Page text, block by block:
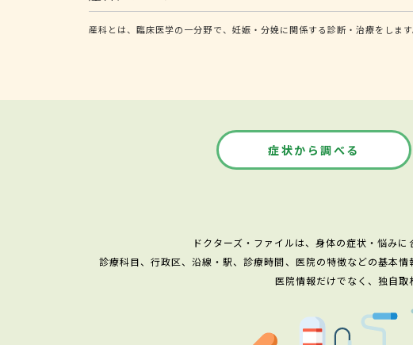
産科とは、臨床医学の一分野で、妊娠・分娩に関係する診断・治療をします
症状から調べる
ドクターズ・ファイルは、身体の症状・悩み
診療科目、行政区、沿線・駅、診療時間、医院の特徴などの基本
医院情報だけでなく、独自取